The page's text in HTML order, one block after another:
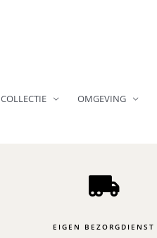
COLLECTIE OMGEVING
EIGEN BEZORGDIENST